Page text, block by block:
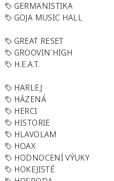
GERMANISTIKA
GOJA MUSIC HALL
GREAT RESET
GROOVIN´HIGH
H.E.A.T.
HARLEJ
HÁZENÁ
HERCI
HISTORIE
HLAVOLAM
HOAX
HODNOCENÍ VÝUKY
HOKEJISTÉ